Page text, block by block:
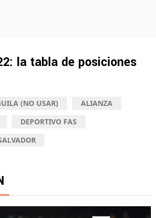
la tabla de posiciones
(NO USAR)
ALIANZA
DEPORTIVO FAS